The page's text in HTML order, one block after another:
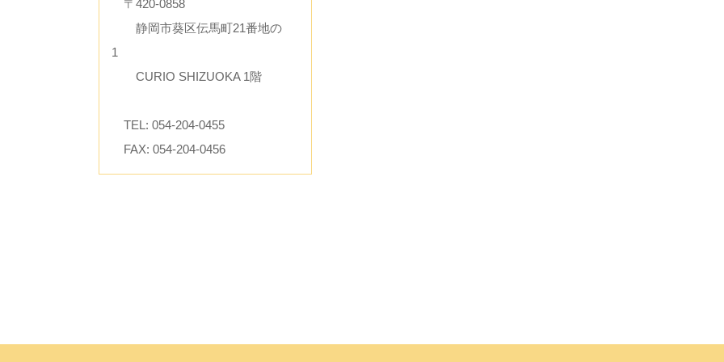
〒420-0858
静岡市葵区伝馬町21番地の
1
CURIO SHIZUOKA 1階
TEL: 054-204-0455
FAX: 054-204-0456